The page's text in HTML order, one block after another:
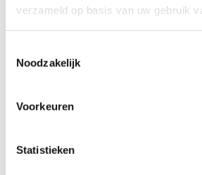
verzameld op basis van uw gebruik
Noodzakelijk
Voorkeuren
Statistieken